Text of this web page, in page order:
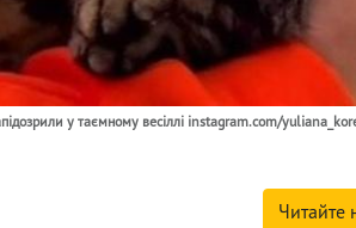
у таємному весіллі instagram.com/
Читайте